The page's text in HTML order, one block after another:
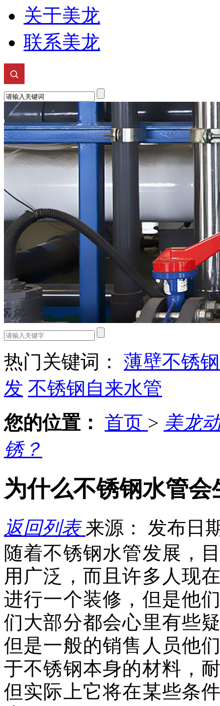
关于美龙
联系美龙
热门关键词： 薄壁不锈
发 不锈钢自来水管
您的位置： 首页 > 美龙
锈？
为什么不锈钢水管会
返回列表来源： 发布日
随着不锈钢水管发展，
用广泛，而且许多人现
进行一个装修，但是他
们大部分都会心里有些
但是一般的销售人员他
于不锈钢本身的材料，
但实际上它将在某些条